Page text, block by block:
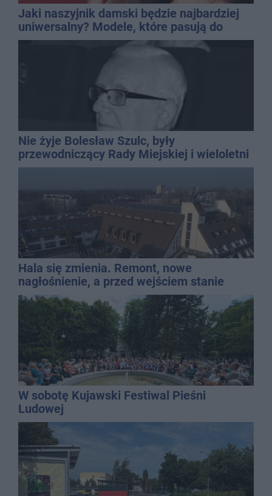
Jaki naszyjnik damski będzie najbardziej
uniwersalny? Modele, które pasują do
wielu stylizacji
Nie żyje Bolesław Szulc, były
przewodniczący Rady Miejskiej i wieloletni
dyrektor SP 14
Hala się zmienia. Remont, nowe
nagłośnienie, a przed wejściem stanie
QEMETICA ARENA
W sobotę Kujawski Festiwal Pieśni
Ludowej